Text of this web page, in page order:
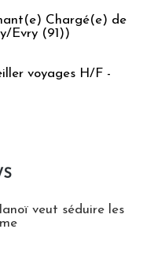
Chargé(e) de
Evry (91))
voyages H/F -
veut séduire les